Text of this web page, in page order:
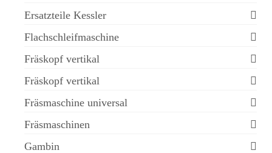
Ersatzteile Kessler
Flachschleifmaschine
Fräskopf vertikal
Fräskopf vertikal
Fräsmaschine universal
Fräsmaschinen
Gambin